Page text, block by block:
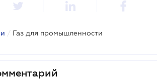
/ Газ для промышленности